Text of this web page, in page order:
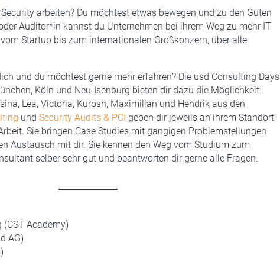
arbeiten? Du möchtest etwas bewegen und zu den Guten
Auditor*in kannst du Unternehmen bei ihrem Weg zu mehr IT-
Startup bis zum internationalen Großkonzern, über alle
und du möchtest gerne mehr erfahren? Die usd Consulting Days
Köln und Neu-Isenburg bieten dir dazu die Möglichkeit:
Lea, Victoria, Kurosh, Maximilian und Hendrik aus den
und Security Audits & PCI geben dir jeweils an ihrem Standort
Sie bringen Case Studies mit gängigen Problemstellungen
Austausch mit dir. Sie kennen den Weg vom Studium zum
selber sehr gut und beantworten dir gerne alle Fragen.
(CST Academy)
AG)